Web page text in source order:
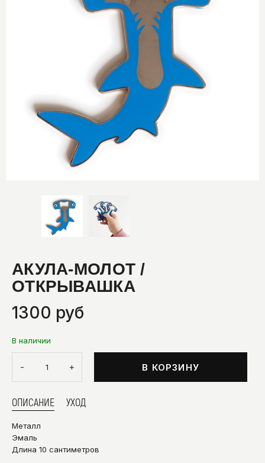
АКУЛА-МОЛОТ /
ОТКРЫВАШКА
1300 руб
В наличии
- + В КОРЗИНУ
ОПИСАНИЕ
Металл
Эмаль
Длина 10 сантиметров
УХОД